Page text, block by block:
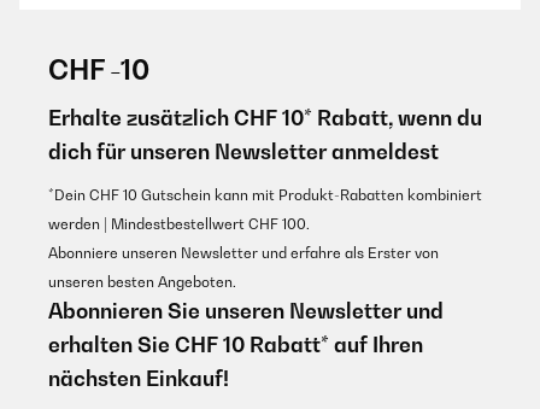
l'appareil est emballé intelligemment , bien callé !le seul regret est
de ne pas trouver une notice en français, il y a des détails à
connaître niveau sécurité par exemple, je suppose qu'il faut le
utilisation ;... Pour le nettoyage, j'avais lu un avis disant qu'il
l'appareil, que ça ne sera pas facile ! autre question : pendant la
cuisson faut il laisser la porte ouverte ou fernée ? un grand merci
en mains, devrait donner de bons résultats !Meilleures
salutations,Melgam
Utilisateur d'Amazon
Übersetzen
CHF -10
Erhalte zusätzlich CHF 10* Rabatt, wenn du
dich für unseren Newsletter anmeldest
*Dein CHF 10 Gutschein kann mit Produkt-Rabatten kombiniert
werden | Mindestbestellwert CHF 100.
Abonniere unseren Newsletter und erfahre als Erster von
unseren besten Angeboten.
Abonnieren Sie unseren Newsletter und
erhalten Sie CHF 10 Rabatt* auf Ihren
nächsten Einkauf!